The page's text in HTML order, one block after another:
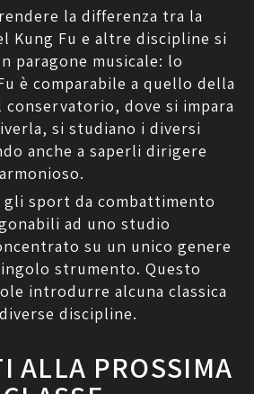
la differenza tra la
Kung Fu e altre discipline si
paragone musicale: lo
è comparabile a quello della
conservatorio, dove si impara
si studiano i diversi
anche a saperli dirigere
sport da combattimento
ad uno studio
su un unico genere
strumento. Questo
introdurre alcuna classica
discipline.
ALLA PROSSIMA